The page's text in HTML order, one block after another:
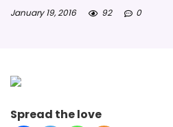
January 19, 2016 92 0
Spread the love